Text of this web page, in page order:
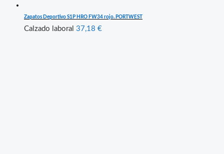
Zapatos Deportivo S1P HRO FW34 rojo. PORTWEST
Calzado laboral 37,18 €